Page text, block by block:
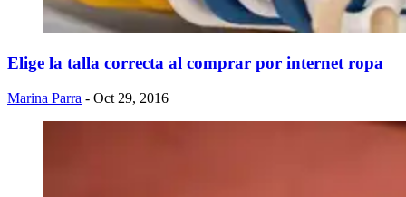
Elige la talla correcta al comprar por internet ropa
Marina Parra - Oct 29, 2016